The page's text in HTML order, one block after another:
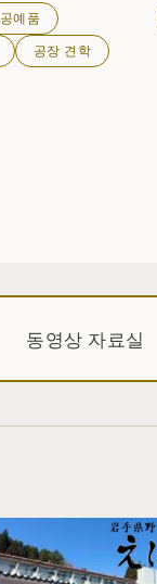
공예품
공장 견학
동영상 자료실